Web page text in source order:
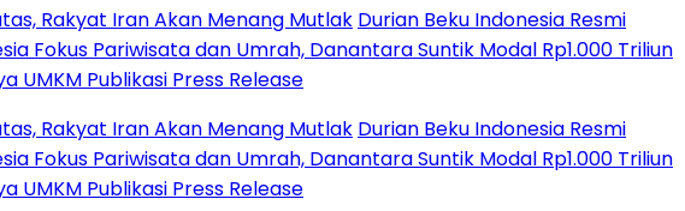
Iran Akan Menang MutlakDurian Beku Indonesia Resmi
dan Umrah, Danantara Suntik Modal Rp1.000 Triliun
Press Release
Iran Akan Menang MutlakDurian Beku Indonesia Resmi
dan Umrah, Danantara Suntik Modal Rp1.000 Triliun
Press Release